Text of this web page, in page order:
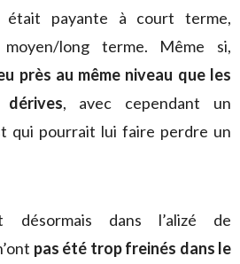
était payante à court terme,
long terme. Même si,
près au même niveau que les
, avec cependant un
qui pourrait lui faire perdre un
désormais dans l’alizé de
pas été trop freinés dans le